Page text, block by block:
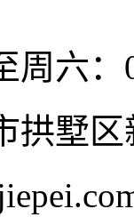
周六：
拱墅